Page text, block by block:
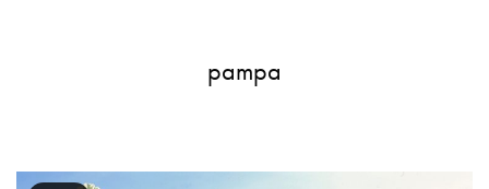
pampa